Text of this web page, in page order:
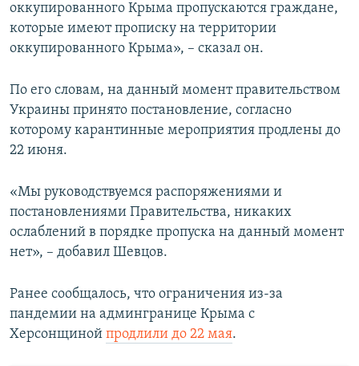
оккупированного Крыма пропускаются граждане,
которые имеют прописку на территории
оккупированного Крыма», – сказал он.
По его словам, на данный момент правительством
Украины принято постановление, согласно
которому карантинные мероприятия продлены до
22 июня.
«Мы руководствуемся распоряжениями и
постановлениями Правительства, никаких
ослаблений в порядке пропуска на данный момент
нет», – добавил Шевцов.
Ранее сообщалось, что ограничения из-за
пандемии на админгранице Крыма с
Херсонщиной продлили до 22 мая.